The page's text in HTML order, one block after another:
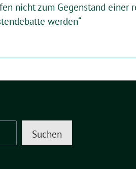
nicht zum Gegenstand einer
werden“
Suchen